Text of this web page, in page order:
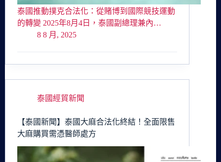
泰國推動撲克合法化：從賭博到國際競技運動
的轉變 2025年8月4日，泰國副總理兼內…
8 8 月, 2025
泰國經貿新聞
【泰國新聞】泰國大麻合法化終結！全面限售
大麻購買需憑醫師處方